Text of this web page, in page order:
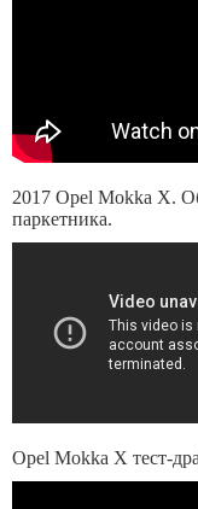
2017 Opel Mokka X.
паркетника.
Opel Mokka X тест-